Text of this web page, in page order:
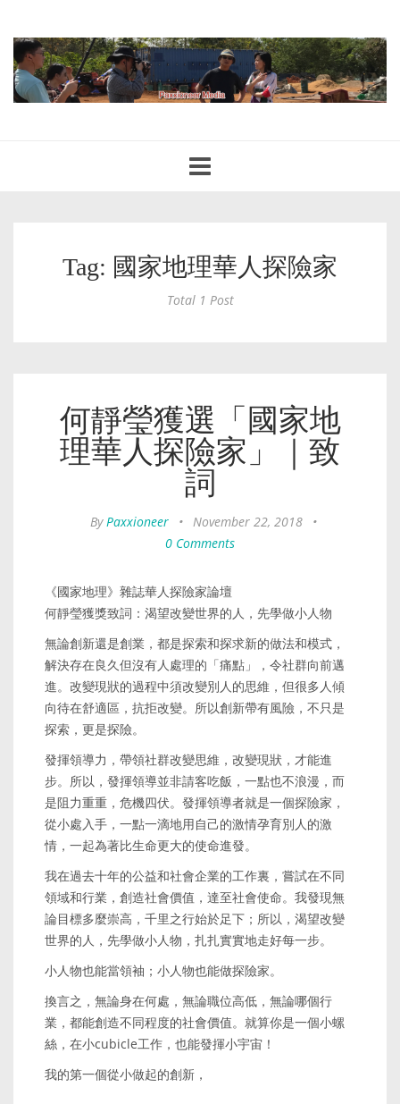
navigation
Tag: 國家地理華人探險家
Total 1 Post
何靜瑩獲選「國家地
理華人探險家」｜致
詞
ByPaxxioneer • November 22, 2018
•
0 Comments
《國家地理》雜誌華人探險家論壇
何靜瑩獲獎致詞：渴望改變世界的人，先學做小人物
無論創新還是創業，都是探索和探求新的做法和模式，
解決存在良久但沒有人處理的「痛點」，令社群向前邁
進。改變現狀的過程中須改變別人的思維，但很多人傾
向待在舒適區，抗拒改變。所以創新帶有風險，不只是
探索，更是探險。
發揮領導力，帶領社群改變思維，改變現狀，才能進
步。所以，發揮領導並非請客吃飯，一點也不浪漫，而
是阻力重重，危機四伏。發揮領導者就是一個探險家，
從小處入手，一點一滴地用自己的激情孕育別人的激
情，一起為著比生命更大的使命進發。
我在過去十年的公益和社會企業的工作裏，嘗試在不同
領域和行業，創造社會價值，達至社會使命。我發現無
論目標多麼崇高，千里之行始於足下；所以，渴望改變
世界的人，先學做小人物，扎扎實實地走好每一步。
小人物也能當領袖；小人物也能做探險家。
換言之，無論身在何處，無論職位高低，無論哪個行
業，都能創造不同程度的社會價值。就算你是一個小螺
絲，在小cubicle工作，也能發揮小宇宙！
我的第一個從小做起的創新，